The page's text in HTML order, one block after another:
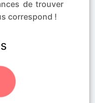
de trouver
correspond !